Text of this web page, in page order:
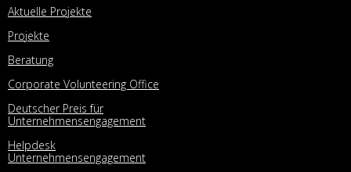
Aktuelle Projekte
Projekte
Beratung
Corporate Volunteering Office
Deutscher Preis für
Unternehmensengagement
Helpdesk
Unternehmensengagement